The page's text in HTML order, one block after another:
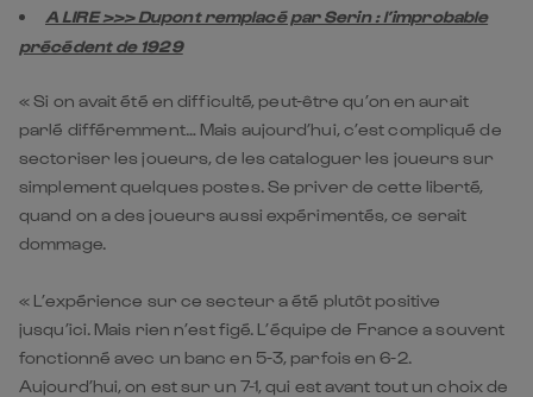
A LIRE >>> Dupont remplacé par Serin : l’improbable
précédent de 1929
« Si on avait été en difficulté, peut-être qu’on en aurait
parlé différemment… Mais aujourd’hui, c’est compliqué de
sectoriser les joueurs, de les cataloguer les joueurs sur
simplement quelques postes. Se priver de cette liberté,
quand on a des joueurs aussi expérimentés, ce serait
dommage.
« L’expérience sur ce secteur a été plutôt positive
jusqu’ici. Mais rien n’est figé. L’équipe de France a souvent
fonctionné avec un banc en 5-3, parfois en 6-2.
Aujourd’hui, on est sur un 7-1, qui est avant tout un choix de